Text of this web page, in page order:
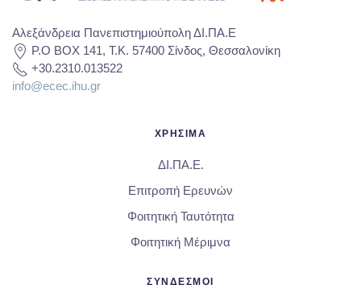
Αλεξάνδρεια Πανεπιστημιούπολη ΔΙ.ΠΑ.Ε
P.O BOX 141, T.K. 57400 Σίνδος, Θεσσαλονίκη
+30.2310.013522
info@ecec.ihu.gr
ΧΡΗΣΙΜΑ
ΔΙ.ΠΑ.Ε.
Επιτροπή Ερευνών
Φοιτητική Ταυτότητα
Φοιτητική Μέριμνα
ΣΥΝΔΕΣΜΟΙ